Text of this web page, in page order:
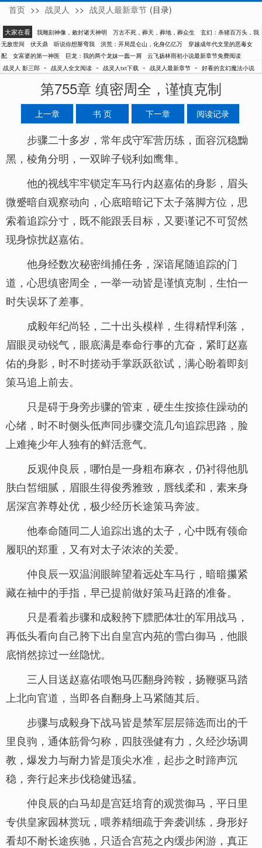
影三郎
首页 >> 战灵人 >> 战灵人最新章节 (目录)
大家在看 我雕刻神像，敕封诸天神明 万古不死，葬天，葬地，葬众生
玄幻：杀猪百万头，我
无敌世间
伏天鼎 听说你想掰弯我 洪荒：开局昆仑山，化身亿亿万
穿越成年代文里的恶毒女
配
女富婆的第一神医 巨龙：我的两个龙妹一蠢一屑
云飞扬林雨初小说最新章节免费阅读
战灵人 影三郎 - 战灵人全文阅读 - 战灵人txt下载 - 战灵人最新章节 - 好看的玄幻魔法小说
第755章 缜密周全，谨慎克制
上一章 书 页 下一章 阅读记录
步骤二十多岁，常年戍守军营历练，面容沉稳黝
黑，棱角分明，一双眸子锐利如鹰隼。
他的视线牢牢锁定车马行内赵嘉佑的身影，眉头
微蹙暗自观察动向，心底暗暗记下太子落脚方位，思
索着追踪分寸，既不能跟丢目标，又要谨记不可贸然
现身惊扰赵嘉佑。
他身经数次秘密缉捕任务，深谙尾随追踪的门
道，心思缜密周全，一举一动皆是谨慎克制，生怕一
时失误坏了差事。
成毅年纪尚轻，二十出头模样，生得精悍利落，
眉眼灵动锐气，眼底满是奉命行事的亢奋，紧盯赵嘉
佑的身影，时不时搓动手掌跃跃欲试，满心盼着即刻
策马追上前去。
只是碍于身旁步骤的管束，硬生生按捺住躁动的
心绪，时不时侧头低声同步骤交流几句追踪思路，脸
上难掩少年人独有的鲜活意气。
反观仲良辰，哪怕是一身粗布麻衣，仍衬得他肌
肤白皙细腻，眉眼生得俊秀雅致，唇线柔和，素来身
居深宫养尊处优，极少经历长途策马奔波。
他奉命随同二人追踪出逃的太子，心中既有领命
履职的郑重，又有对太子浓浓的关爱。
仲良辰一双温润眼眸望着远处车马行，暗暗攥紧
藏在袖中的手指，早已提前做好策马赶路的准备。
只是看着步骤和成毅胯下膘肥体壮的军用战马，
再低头看向自己胯下出自皇宫内苑的雪白御马，他眼
底悄然掠过一丝隐忧。
三人目送赵嘉佑喂饱马匹翻身跨鞍，扬鞭驱马踏
上北向官道，当即各自翻身上马紧随其后。
步骤与成毅身下战马皆是禁军层层筛选而出的千
里良驹，通体筋骨匀称，四肢强健有力，久经沙场调
教，爆发力与耐力皆是顶尖水准，起步之时蹄声沉
稳，奔行起来步伐稳健迅猛。
仲良辰的白马却是宫廷培育的观赏御马，平日里
专供皇家园林赏玩，喂养精细疏于奔袭训练，身形好
看却不耐长途疾驰，只适合宫苑之内缓步闲游，真正